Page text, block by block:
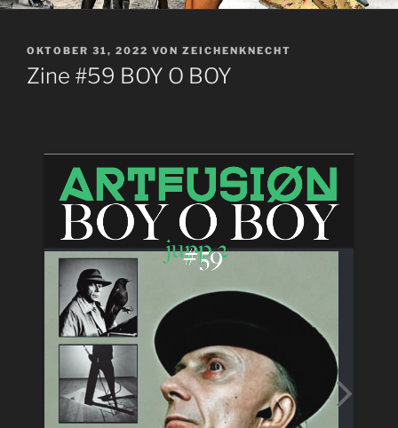
VERÖFFENTLICHT
AM
OKTOBER 31, 2022 VON ZEICHENKNECHT
Zine #59 BOY O BOY